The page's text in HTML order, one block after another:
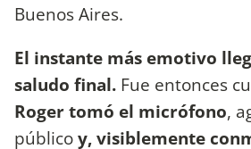
Buenos Aires.
El instante más emotivo
saludo final. Fue entonces
Roger tomó el micrófono,
públicoy, visiblemente